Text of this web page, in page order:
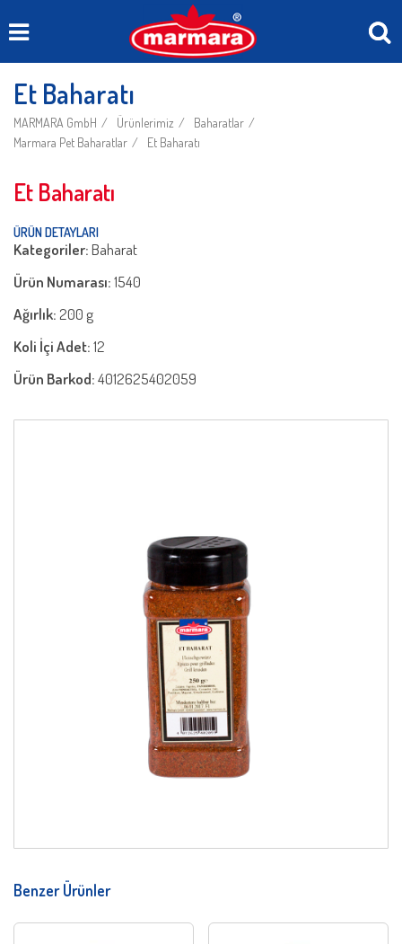
Et Baharatı
MARMARA GmbH Ürünlerimiz
Baharatlar
Marmara Pet Baharatlar
Et Baharatı
Et Baharatı
ÜRÜN DETAYLARI
Kategoriler:Baharat
Ürün Numarası:1540
Ağırlık:200 g
Koli İçi Adet:12
Ürün Barkod:4012625402059
Benzer Ürünler